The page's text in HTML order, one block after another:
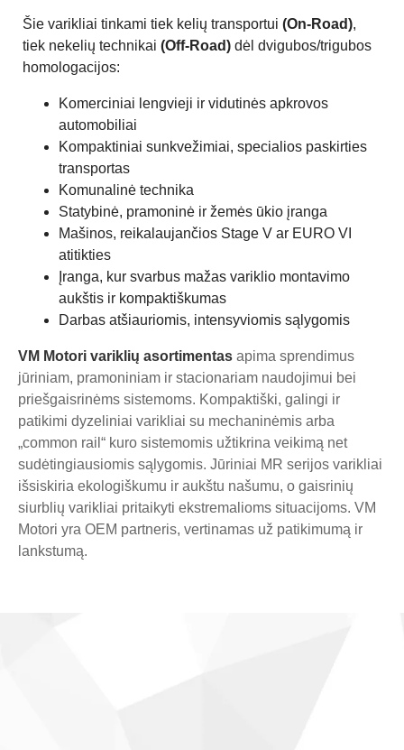
Šie varikliai tinkami tiek kelių transportui (On-Road),
tiek nekelių technikai (Off-Road) dėl dvigubos/trigubos
homologacijos:
Komerciniai lengvieji ir vidutinės apkrovos
automobiliai
Kompaktiniai sunkvežimiai, specialios paskirties
transportas
Komunalinė technika
Statybinė, pramoninė ir žemės ūkio įranga
Mašinos, reikalaujančios Stage V ar EURO VI
atitikties
Įranga, kur svarbus mažas variklio montavimo
aukštis ir kompaktiškumas
Darbas atšiauriomis, intensyviomis sąlygomis
VM Motori variklių asortimentas apima sprendimus
jūriniam, pramoniniam ir stacionariam naudojimui bei
priešgaisrinėms sistemoms. Kompaktiški, galingi ir
patikimi dyzeliniai varikliai su mechaninėmis arba
„common rail“ kuro sistemomis užtikrina veikimą net
sudėtingiausiomis sąlygomis. Jūriniai MR serijos varikliai
išsiskiria ekologiškumu ir aukštu našumu, o gaisrinių
siurblių varikliai pritaikyti ekstremalioms situacijoms. VM
Motori yra OEM partneris, vertinamas už patikimumą ir
lankstumą.